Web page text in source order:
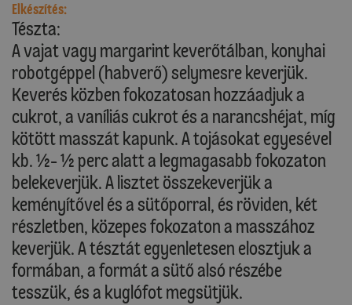
Elkészítés:
Tészta:
A vajat vagy margarint keverőtálban, konyhai
robotgéppel (habverő) selymesre keverjük.
Keverés közben fokozatosan hozzáadjuk a
cukrot, a vaníliás cukrot és a narancshéjat, míg
kötött masszát kapunk. A tojásokat egyesével
kb. ½- ½ perc alatt a legmagasabb fokozaton
belekeverjük. A lisztet összekeverjük a
keményítővel és a sütőporral, és röviden, két
részletben, közepes fokozaton a masszához
keverjük. A tésztát egyenletesen elosztjuk a
formában, a formát a sütő alsó részébe
tesszük, és a kuglófot megsütjük.